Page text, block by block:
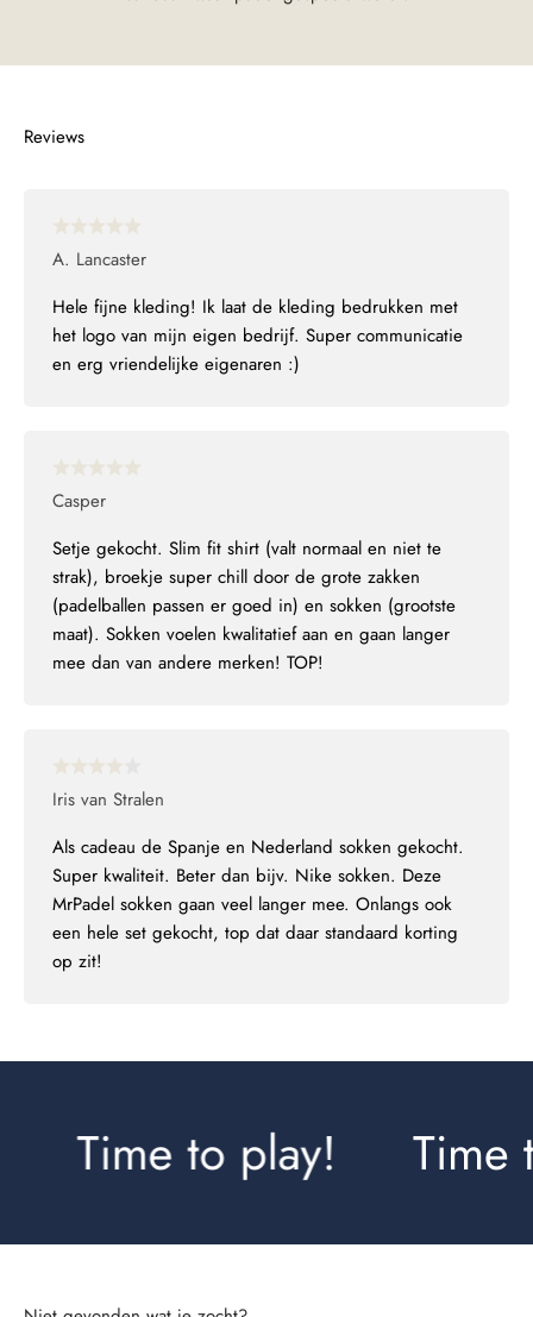
A. Lancaster
Hele fijne kleding! Ik laat de kleding bedrukken met
het logo van mijn eigen bedrijf. Super communicatie
en erg vriendelijke eigenaren :)
Casper
Setje gekocht. Slim fit shirt (valt normaal en niet te
strak), broekje super chill door de grote zakken
(padelballen passen er goed in) en sokken (grootste
maat). Sokken voelen kwalitatief aan en gaan langer
mee dan van andere merken! TOP!
Iris van Stralen
Als cadeau de Spanje en Nederland sokken gekocht.
Super kwaliteit. Beter dan bijv. Nike sokken. Deze
MrPadel sokken gaan veel langer mee. Onlangs ook
een hele set gekocht, top dat daar standaard korting
op zit!
Time to play! Time